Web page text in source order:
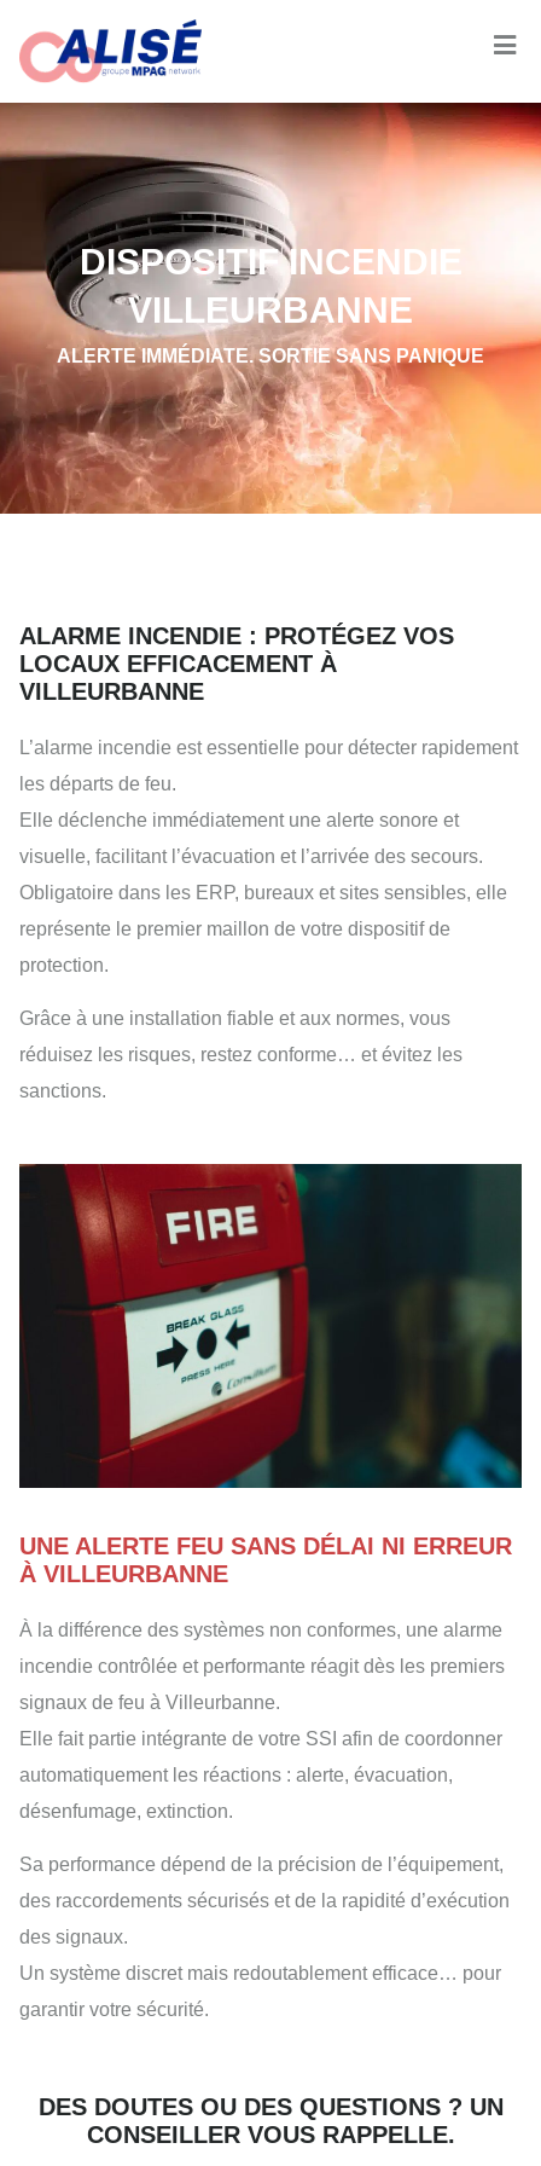
DISPOSITIF INCENDIE
VILLEURBANNE
ALERTE IMMÉDIATE. SORTIE SANS PANIQUE
ALARME INCENDIE : PROTÉGEZ VOS
LOCAUX EFFICACEMENT À
VILLEURBANNE
L’alarme incendie est essentielle pour détecter rapidement
les départs de feu.
Elle déclenche immédiatement une alerte sonore et
visuelle, facilitant l’évacuation et l’arrivée des secours.
Obligatoire dans les ERP, bureaux et sites sensibles, elle
représente le premier maillon de votre dispositif de
protection.
Grâce à une installation fiable et aux normes, vous
réduisez les risques, restez conforme… et évitez les
sanctions.
UNE ALERTE FEU SANS DÉLAI NI ERREUR
À VILLEURBANNE
À la différence des systèmes non conformes, une alarme
incendie contrôlée et performante réagit dès les premiers
signaux de feu à Villeurbanne.
Elle fait partie intégrante de votre SSI afin de coordonner
automatiquement les réactions : alerte, évacuation,
désenfumage, extinction.
Sa performance dépend de la précision de l’équipement,
des raccordements sécurisés et de la rapidité d’exécution
des signaux.
Un système discret mais redoutablement efficace… pour
garantir votre sécurité.
DES DOUTES OU DES QUESTIONS ? UN
CONSEILLER VOUS RAPPELLE.